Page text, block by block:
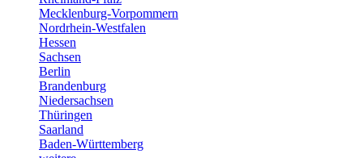
Mecklenburg-Vorpommern
Nordrhein-Westfalen
Hessen
Sachsen
Berlin
Brandenburg
Niedersachsen
Thüringen
Saarland
Baden-Württemberg